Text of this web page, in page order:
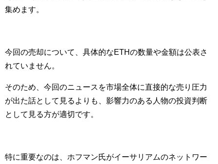
集めます。
今回の売却について、具体的なETHの数量や金額は公表さ
れていません。
そのため、今回のニュースを市場全体に直接的な売り圧力
が出た話として見るよりも、影響力のある人物の投資判断
として見る方が適切です。
特に重要なのは、ホフマン氏がイーサリアムのネットワー